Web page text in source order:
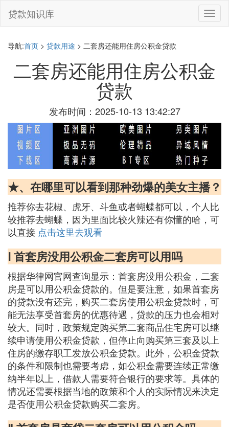
切
换
贷款知识库
导航:首页 > 贷款用途 > 二套房还能用住房公积金贷款
二套房还能用住房公积金
贷款
发布时间：2025-10-13 13:42:27
★、在哪里可以看到那种劲爆的美女主播？
推荐你去花椒、虎牙、斗鱼或者蝴蝶都可以，个人比
较推荐去蝴蝶，因为里面比较火辣还有你懂的哈，可
以直接 点击这里去观看
Ⅰ 首套房没用公积金二套房可以用吗
根据华律网官网查询显示：首套房没用公积金，二套
房是可以用公积金贷款的。但是要注意，如果首套房
的贷款没有还完，购买二套房使用公积金贷款时，可
能无法享受首套房的优惠待遇，贷款的压力也会相对
较大。同时，政策规定购买第二套商品住宅房可以继
续申请使用公积金贷款，但停止向购买第三套及以上
住房的缴存职工发放公积金贷款。此外，公积金贷款
的条件和限制也需要考虑，如公积金需要连续正常缴
纳半年以上，借款人需要符合银行的要求等。具体的
情况还需要根据当地的政策和个人的实际情况来决定
是否使用公积金贷款购买二套房。